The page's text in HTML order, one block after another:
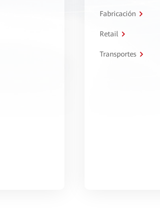
Fabricación
Retail
Transportes